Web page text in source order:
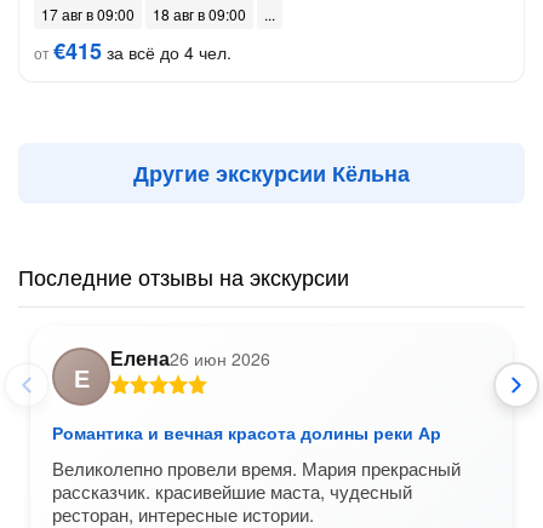
17 авг в 09:00
18 авг в 09:00
от€415 за всё до 4 чел.
Другие экскурсии Кёльна
Последние отзывы на экскурсии
Е
Елена26 июн 2026
Романтика и вечная красота долины реки Ар
Великолепно провели время. Мария прекрасный
рассказчик. красивейшие маста, чудесный
ресторан, интересные истории.